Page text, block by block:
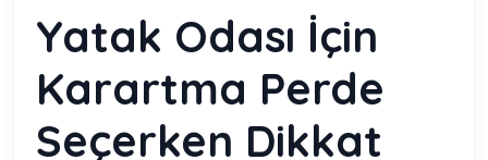
Yatak Odası İçin
Karartma Perde
Seçerken Dikkat